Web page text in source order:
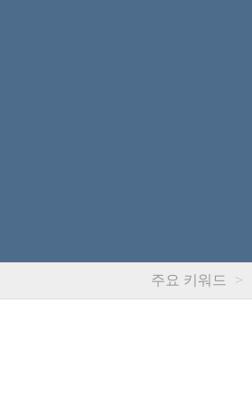
주요 키워드 >